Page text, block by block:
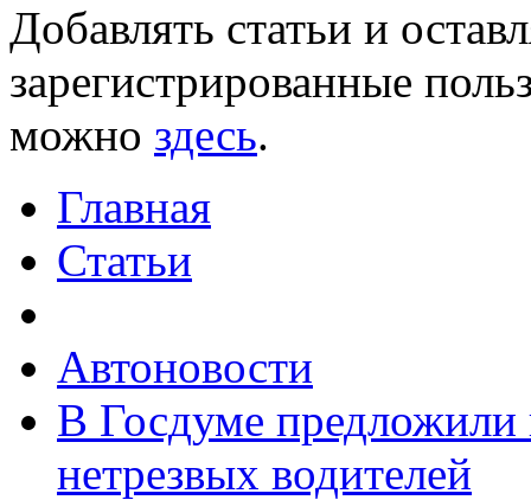
Добавлять статьи и
зарегистрированные
можно здесь.
Главная
Статьи
Автоновости
В Госдуме предложили
нетрезвых водителей